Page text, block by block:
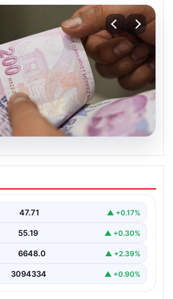
ne zaman yatacak?
emekli ikramiye
47.71 ▲ +0.17%
55.19 ▲ +0.30%
6648.0 ▲ +2.39%
3094334 ▲ +0.90%